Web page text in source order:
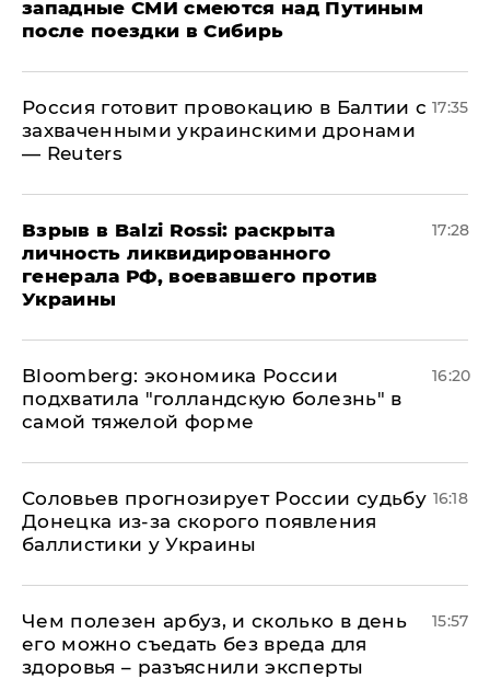
западные СМИ смеются над Путиным
после поездки в Сибирь
​Россия готовит провокацию в Балтии с
захваченными украинскими дронами
— Reuters
17:35
​Взрыв в Balzi Rossi: раскрыта
личность ликвидированного
генерала РФ, воевавшего против
Украины
17:28
Bloomberg: экономика России
подхватила "голландскую болезнь" в
самой тяжелой форме
16:20
Соловьев прогнозирует России судьбу
Донецка из-за скорого появления
баллистики у Украины
16:18
Чем полезен арбуз, и сколько в день
его можно съедать без вреда для
здоровья – разъяснили эксперты
15:57